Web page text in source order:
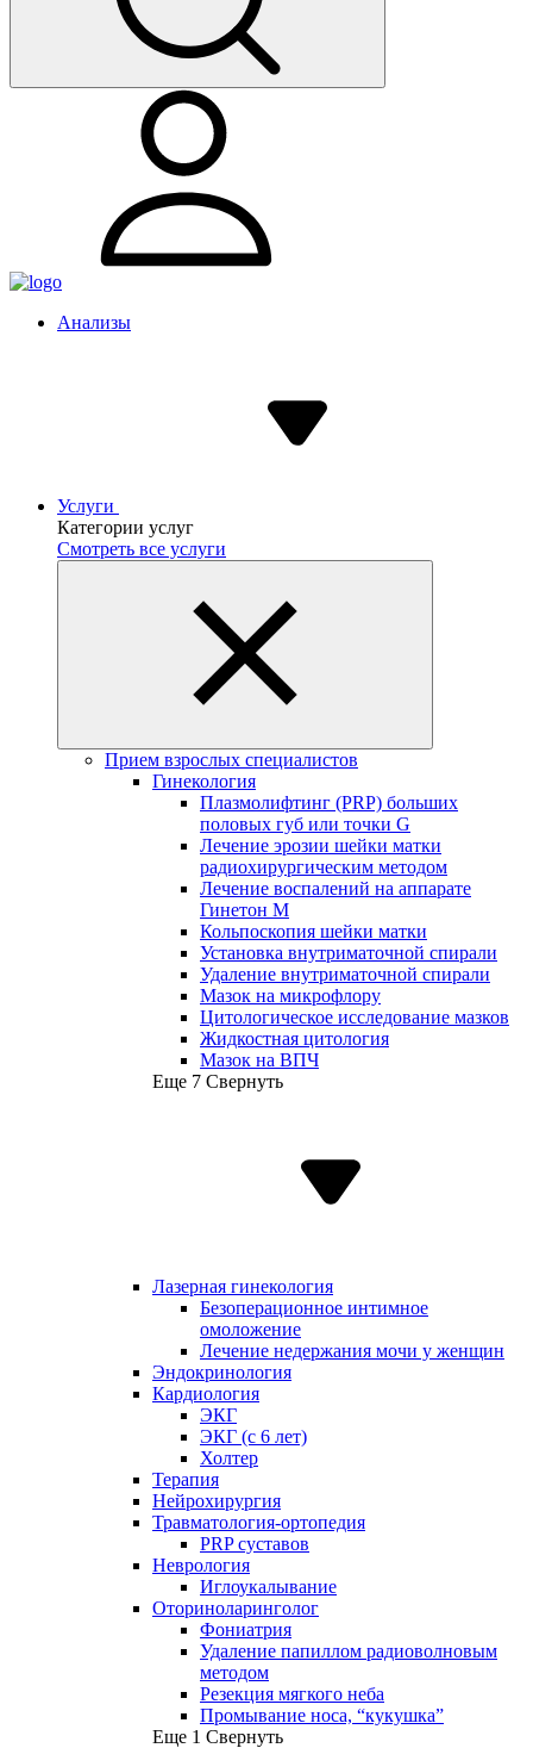
Анализы
Услуги
Категории услуг
Смотреть все услуги
Прием взрослых специалистов
Гинекология
Плазмолифтинг (PRP) больших
половых губ или точки G
Лечение эрозии шейки матки
радиохирургическим методом
Лечение воспалений на аппарате
Гинетон М
Кольпоскопия шейки матки
Установка внутриматочной спирали
Удаление внутриматочной спирали
Мазок на микрофлору
Цитологическое исследование мазков
Жидкостная цитология
Мазок на ВПЧ
Еще 7 Свернуть
Лазерная гинекология
Безоперационное интимное
омоложение
Лечение недержания мочи у женщин
Эндокринология
Кардиология
ЭКГ
ЭКГ (с 6 лет)
Холтер
Терапия
Нейрохирургия
Травматология-ортопедия
PRP суставов
Неврология
Иглоукалывание
Оториноларинголог
Фониатрия
Удаление папиллом радиоволновым
методом
Резекция мягкого неба
Промывание носа, “кукушка”
Еще 1 Свернуть